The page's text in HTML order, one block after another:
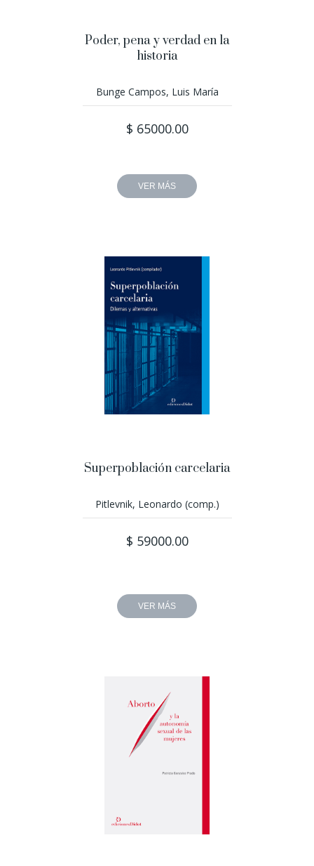
Poder, pena y verdad en la
historia
Bunge Campos, Luis María
$ 65000.00
VER MÁS
Superpoblación carcelaria
Pitlevnik, Leonardo (comp.)
$ 59000.00
VER MÁS